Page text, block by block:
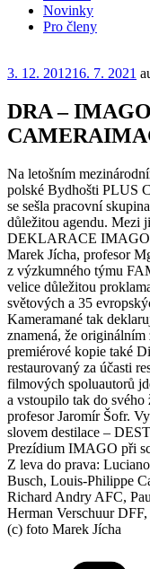
Novinky
Pro členy
Publikováno
3. 12. 201216. 7. 2021
DRA –
Na letošním
polské Bydhošti PLUS
se sešla pracovní
důležitou agendu. Mezi
DEKLARACE IMAGO
Marek Jícha, profesor
z výzkumného týmu
velice důležitou
světových a 35
Kameramané tak
znamená, že
premiérové kopie také
restaurovaný za účasti
filmových spoluautorů
a vstoupilo tak do svého
profesor Jaromír Šofr.
slovem destilace –
Prezídium IMAGO při
Z leva do prava:
Busch, Louis-Philippe
Richard Andry AFC,
Herman Verschuur
(c) foto Marek Jícha